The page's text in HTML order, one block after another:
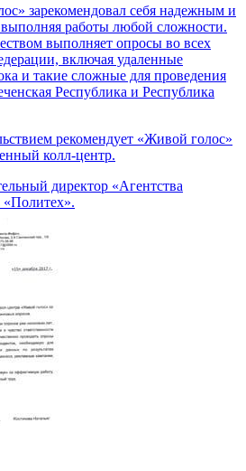
зарекомендовал себя надежным и
работы любой сложности.
выполняет опросы во всех
включая удаленные
и такие сложные для проведения
Республика и Республика
рекомендует «Живой голос»
колл-центр.
директор «Агентства
«Политех».